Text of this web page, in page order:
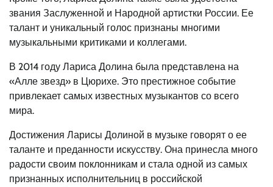
звания Заслуженной и Народной артистки России. Ее
талант и уникальный голос признаны многими
музыкальными критиками и коллегами.
В 2014 году Лариса Долина была представлена на
«Алле звезд» в Цюрихе. Это престижное событие
привлекает самых известных музыкантов со всего
мира.
Достижения Ларисы Долиной в музыке говорят о ее
таланте и преданности искусству. Она принесла много
радости своим поклонникам и стала одной из самых
признанных исполнительниц в российской